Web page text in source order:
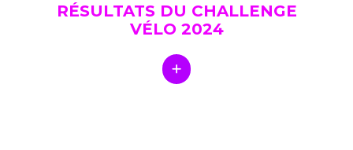
RÉSULTATS DU CHALLENGE
VÉLO 2024